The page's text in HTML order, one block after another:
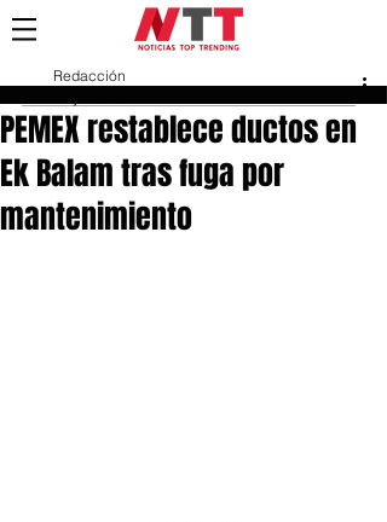
PEMEX restablece ductos en
Ek Balam tras fuga por
mantenimiento
Redacción